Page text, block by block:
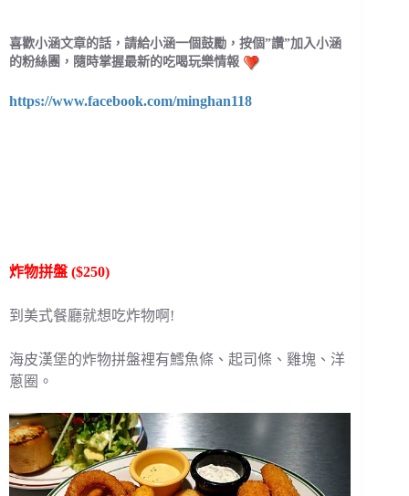
喜歡小涵文章的話，請給小涵一個鼓勵，按個”讚”加入小涵
的粉絲團，隨時掌握最新的吃喝玩樂情報
https://www.facebook.com/minghan118
炸物拼盤 ($250)
到美式餐廳就想吃炸物啊!
海皮漢堡的炸物拼盤裡有鱈魚條、起司條、雞塊、洋
蔥圈。